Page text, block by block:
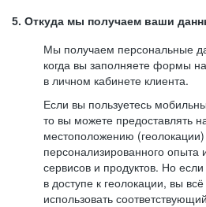
5. Откуда мы получаем ваши
Мы получаем персональные
когда вы заполняете формы
в личном кабинете клиента.
Если вы пользуетесь
то вы можете предоставлять
местоположению
персонализированного опыта
сервисов и продуктов. Но
в доступе к геолокации, вы
использовать